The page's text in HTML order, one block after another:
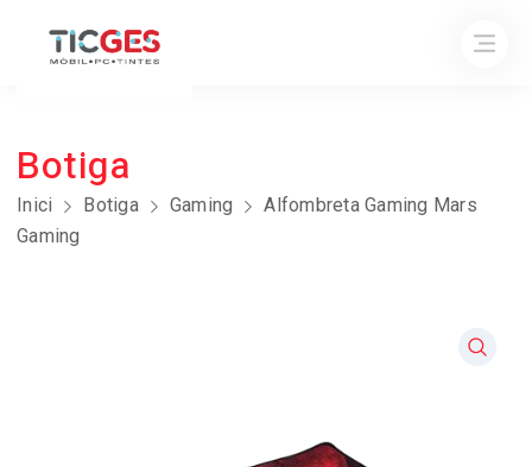
Botiga
Inici Botiga Gaming
Alfombreta Gaming Mars
Gaming